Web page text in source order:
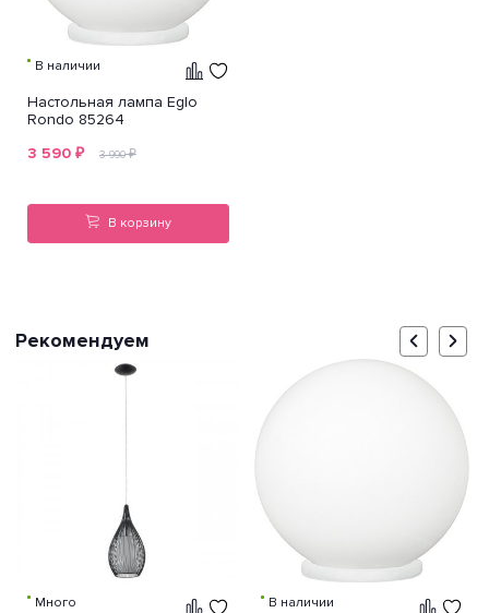
В наличии
Настольная лампа Eglo
Rondo 85264
3 590 ₽ 3 990₽
В корзину
Рекомендуем
Много В наличии